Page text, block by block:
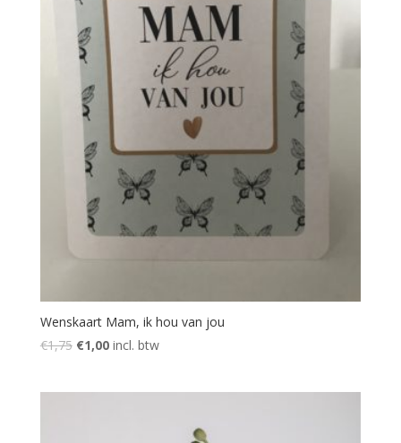
Wenskaart Mam, ik hou van jou
€1,75 Oorspronkelijke
€1,00Huidige
incl. btw